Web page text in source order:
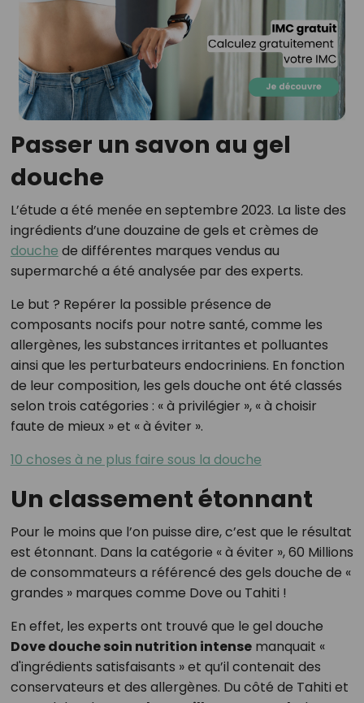
Passer un savon au gel
douche
L’étude a été menée en septembre 2023. La liste des
ingrédients d’une douzaine de gels et crèmes de
douche de différentes marques vendus au
supermarché a été analysée par des experts.
Le but ? Repérer la possible présence de
composants nocifs pour notre santé, comme les
allergènes, les substances irritantes et polluantes
ainsi que les perturbateurs endocriniens. En fonction
de leur composition, les gels douche ont été classés
selon trois catégories : « à privilégier », « à choisir
faute de mieux » et « à éviter ».
10 choses à ne plus faire sous la douche
Un classement étonnant
Pour le moins que l’on puisse dire, c’est que le résultat
est étonnant. Dans la catégorie « à éviter », 60 Millions
de consommateurs a référencé des gels douche de «
grandes » marques comme Dove ou Tahiti !
En effet, les experts ont trouvé que le gel douche
Dove douche soin nutrition intensemanquait «
d'ingrédients satisfaisants » et qu’il contenait des
conservateurs et des allergènes. Du côté de Tahiti et